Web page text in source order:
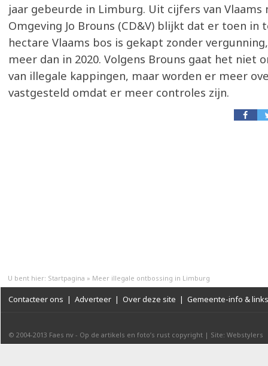
jaar gebeurde in Limburg. Uit cijfers van Vlaams
Omgeving Jo Brouns (CD&V) blijkt dat er toen in
hectare Vlaams bos is gekapt zonder
meer dan in 2020. Volgens Brouns gaat het niet
van illegale kappingen, maar worden er meer
vastgesteld omdat er meer controles zijn.
U bent hier: Startpagina » Meer illegale ontbossing in Limburg
Contacteer ons | Adverteer | Over deze site | Gemeente-info & links
© 2004-2013 Faes nv - Op de artikels en foto’s rust copyright | Site: Webstylers